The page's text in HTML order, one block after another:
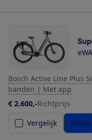
Bosch Active Line Plus
banden | Met app
€ 2.600,-Richtprijs
Vergelijk